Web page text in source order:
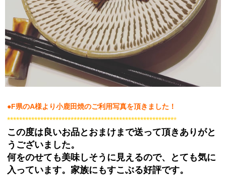
●F県のA様より小鹿田焼のご利用写真を頂きました！
********************************************************
この度は良いお品とおまけまで送って頂きありがと
うございました。
何をのせても美味しそうに見えるので、とても気に
入っています。家族にもすこぶる好評です。